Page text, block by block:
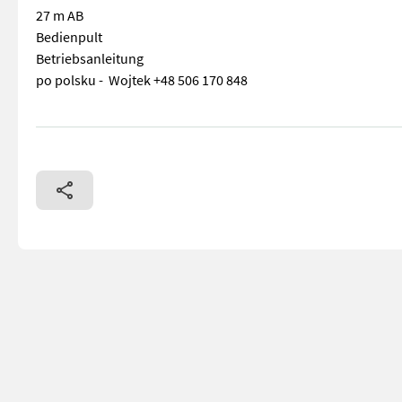
27 m AB
Bedienpult
Betriebsanleitung
po polsku - Wojtek +48 506 170 848
! WICHTIG, auch wenn Sie mit uns per WhatsApp oder